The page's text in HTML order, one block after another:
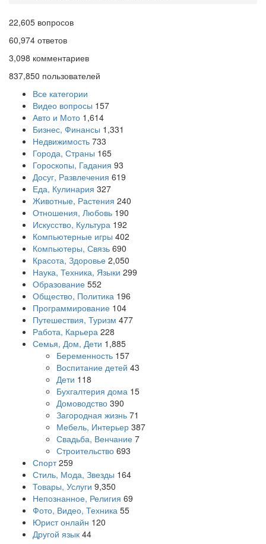
22,605 вопросов
60,974 ответов
3,098 комментариев
837,850 пользователей
Все категории
Видео вопросы 157
Авто и Мото 1,614
Бизнес, Финансы 1,331
Недвижимость 733
Города, Страны 165
Гороскопы, Гадания 93
Досуг, Развлечения 619
Еда, Кулинария 327
Животные, Растения 240
Отношения, Любовь 190
Искусство, Культура 192
Компьютерные игры 402
Компьютеры, Связь 690
Красота, Здоровье 2,050
Наука, Техника, Языки 299
Образование 552
Общество, Политика 196
Программирование 104
Путешествия, Туризм 477
Работа, Карьера 228
Семья, Дом, Дети 1,885
Беременность 157
Воспитание детей 43
Дети 118
Бухгалтерия дома 15
Домоводство 390
Загородная жизнь 71
Мебель, Интерьер 387
Свадьба, Венчание 7
Строительство 693
Спорт 259
Стиль, Мода, Звезды 164
Товары, Услуги 9,350
Непознанное, Религия 69
Фото, Видео, Техника 55
Юрист онлайн 120
Другой язык 44